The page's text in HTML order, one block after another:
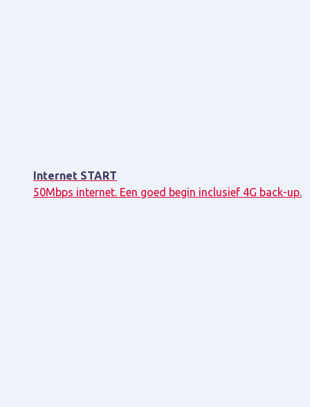
Internet START
50Mbps internet. Een goed begin inclusief 4G back-up.